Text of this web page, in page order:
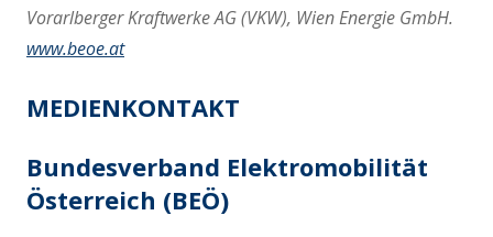
Vorarlberger Kraftwerke AG (VKW), Wien Energie GmbH.
www.beoe.at
MEDIENKONTAKT
Bundesverband Elektromobilität
Österreich (BEÖ)